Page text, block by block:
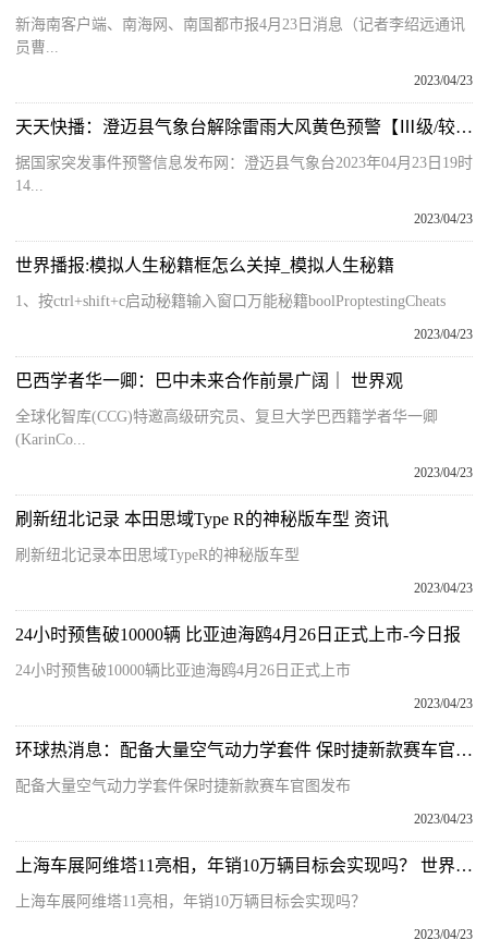
新海南客户端、南海网、南国都市报4月23日消息（记者李绍远通讯
员曹...
2023/04/23
天天快播：澄迈县气象台解除雷雨大风黄色预警【Ⅲ级/较重】
据国家突发事件预警信息发布网：澄迈县气象台2023年04月23日19时
14...
2023/04/23
世界播报:模拟人生秘籍框怎么关掉_模拟人生秘籍
1、按ctrl+shift+c启动秘籍输入窗口万能秘籍boolProptestingCheats
2023/04/23
巴西学者华一卿：巴中未来合作前景广阔｜ 世界观
全球化智库(CCG)特邀高级研究员、复旦大学巴西籍学者华一卿
(KarinCo...
2023/04/23
刷新纽北记录 本田思域Type R的神秘版车型 资讯
刷新纽北记录本田思域TypeR的神秘版车型
2023/04/23
24小时预售破10000辆 比亚迪海鸥4月26日正式上市-今日报
24小时预售破10000辆比亚迪海鸥4月26日正式上市
2023/04/23
环球热消息：配备大量空气动力学套件 保时捷新款赛车官图发布
配备大量空气动力学套件保时捷新款赛车官图发布
2023/04/23
上海车展阿维塔11亮相，年销10万辆目标会实现吗？ 世界聚焦
上海车展阿维塔11亮相，年销10万辆目标会实现吗？
2023/04/23